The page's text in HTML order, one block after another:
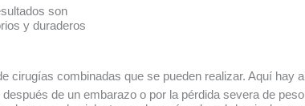
son
y duraderos
combinadas que se pueden realizar. Aquí hay
de un embarazo o por la pérdida severa de